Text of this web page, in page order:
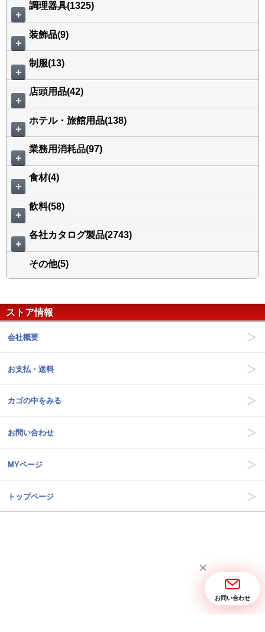
＋
調理器具(1325)
＋
装飾品(9)
＋
制服(13)
＋
店頭用品(42)
＋
ホテル・旅館用品(138)
＋
業務用消耗品(97)
＋
食材(4)
＋
飲料(58)
＋
各社カタログ製品(2743)
その他(5)
ストア情報
会社概要
お支払・送料
カゴの中をみる
お問い合わせ
MYページ
トップページ
お問い合わせ